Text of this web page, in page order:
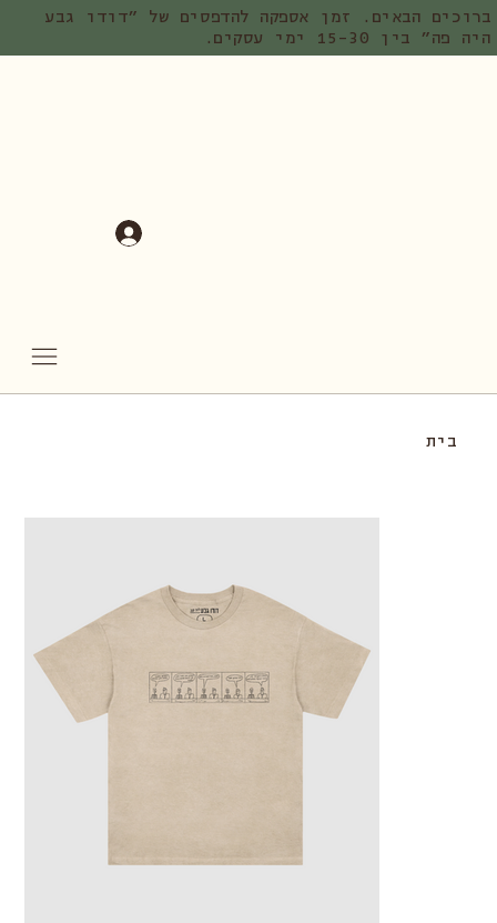
ברוכים הבאים. זמן אספקה להדפסים של ״דודו גבע
היה פה״ בין 15-30 ימי עסקים.
בית